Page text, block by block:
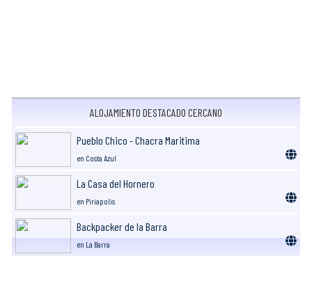
ALOJAMIENTO DESTACADO CERCANO
Pueblo Chico - Chacra Maritima
en Costa Azul
La Casa del Hornero
en Piriapolis
Backpacker de la Barra
en La Barra